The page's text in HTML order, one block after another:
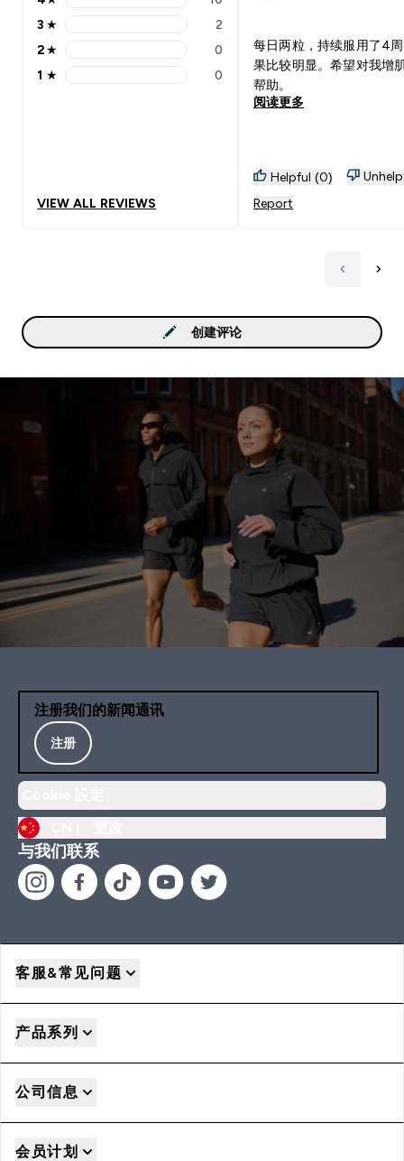
4 stars rating 10 reviews
3 stars rating 2 reviews
3 ★ 2
2 stars rating 0 reviews
2★ 0
1 stars rating 0 reviews
1 ★ 0
VIEW ALL REVIEWS
每日两粒，持续服用了4
果比较明显。希望对我增
帮助。
阅读更多
Helpful (0)
Report
创建评论
注册我们的新闻通讯
注册
与我们联系
客服&常见问题
产品系列
公司信息
会员计划